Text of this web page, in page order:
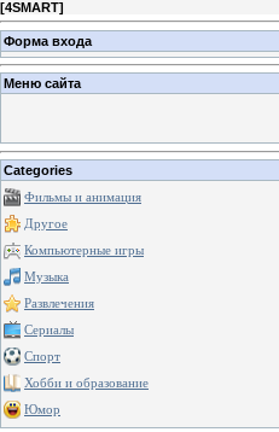
[4SMART]
Форма входа
Меню сайта
Categories
Фильмы и анимация
Другое
Компьютерные игры
Музыка
Развлечения
Сериалы
Спорт
Хобби и образование
Юмор